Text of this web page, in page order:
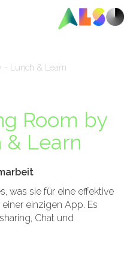
- Lunch & Learn
Room by
& Learn
was sie für eine effektive
einzigen App. Es
Chat und